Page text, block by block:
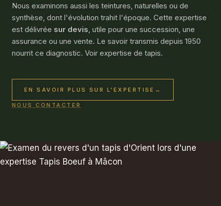
Nous examinons aussi les teintures, naturelles ou de
synthèse, dont l'évolution trahit l'époque. Cette expertise
est délivrée sur devis, utile pour une succession, une
assurance ou une vente. Le savoir transmis depuis 1950
nourrit ce diagnostic. Voir expertise de tapis.
EN SAVOIR PLUS SUR L'EXPERTISE →
NOUS CONTACTER